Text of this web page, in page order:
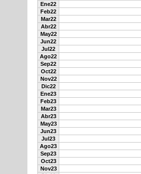
Ene22
Feb22
Mar22
Abr22
May22
Jun22
Jul22
Ago22
Sep22
Oct22
Nov22
Dic22
Ene23
Feb23
Mar23
Abr23
May23
Jun23
Jul23
Ago23
Sep23
Oct23
Nov23